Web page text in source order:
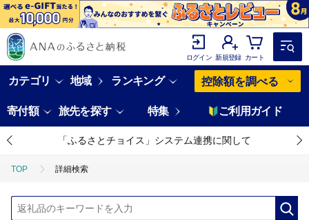
ログイン 新規登録 カート
カテゴリ 地域 ランキング 控除額を調べる
寄付額 旅先を探す 特集 ご利用ガイド
「ふるさとチョイス」システム連携に関して
TOP 詳細検索